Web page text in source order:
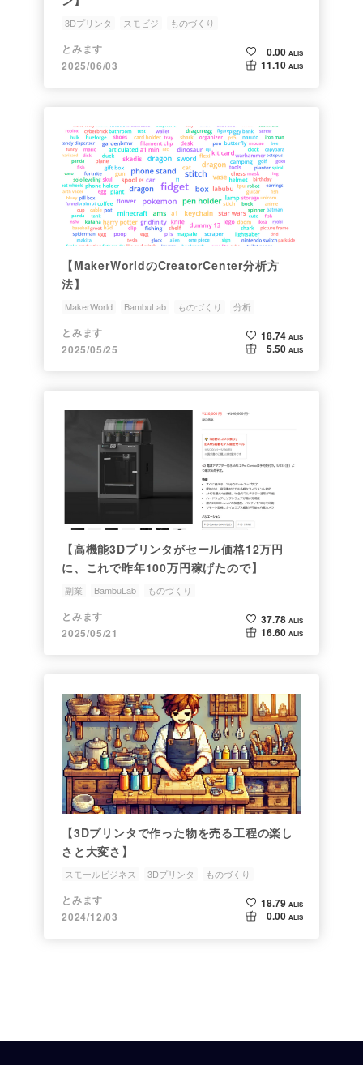
3Dプリンタ スモビジ ものづくり
とみます
2025/06/03
0.00 ALIS
11.10 ALIS
【MakerWorldのCreatorCenter分析方
法】
MakerWorld BambuLab ものづくり 分析
とみます
2025/05/25
18.74 ALIS
5.50 ALIS
【高機能3Dプリンタがセール価格12万円
に、これで昨年100万円稼げたので】
副業 BambuLab ものづくり
とみます
2025/05/21
37.78 ALIS
16.60 ALIS
【3Dプリンタで作った物を売る工程の楽し
さと大変さ】
スモールビジネス 3Dプリンタ ものづくり
とみます
2024/12/03
18.79 ALIS
0.00 ALIS